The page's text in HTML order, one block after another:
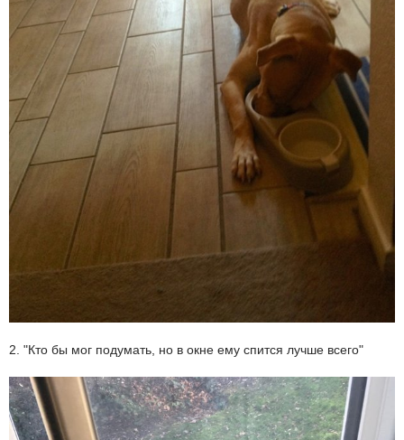
2. "Кто бы мог подумать, но в окне ему спится лучше всего"